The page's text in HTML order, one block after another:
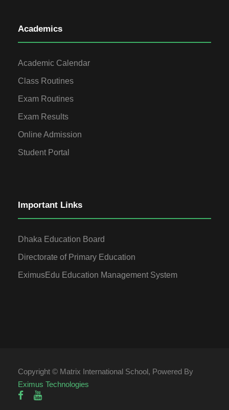
Academics
Academic Calendar
Class Routines
Exam Routines
Exam Results
Online Admission
Student Portal
Important Links
Dhaka Education Board
Directorate of Primary Education
EximusEdu Education Management System
Copyright © Matrix International School, Powered By
Eximus Technologies